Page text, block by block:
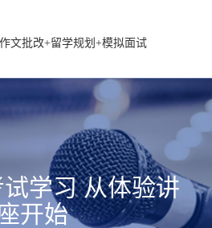
文批改+留学规划+模拟面试
学习 从体验讲
开始